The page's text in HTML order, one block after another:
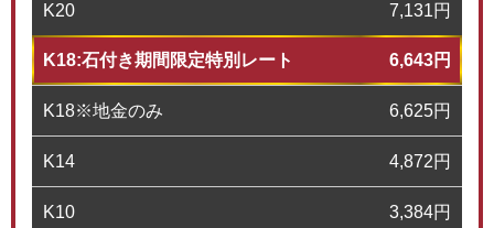
K20 7,131円
K18:石付き期間限定特別レート 6,643円
K18※地金のみ 6,625円
K14 4,872円
K10 3,384円